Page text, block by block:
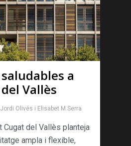
a
Vallès
Jordi Olivés i Elisabet M.Serra
Cugat del Vallès planteja
ampla i flexible,